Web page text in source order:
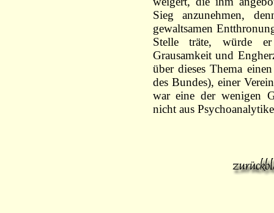
Sieg anzunehmen,
gewaltsamen
Stelle träte, würde
Grausamkeit und
über dieses Thema
des Bundes), einer
war eine der wenigen
nicht aus